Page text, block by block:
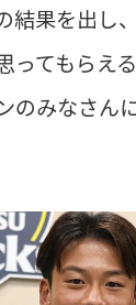
結果を出し
ってもらえ
のみなさん